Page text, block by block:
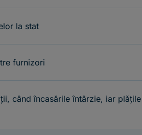
la stat
furnizori
când încasările întârzie, iar